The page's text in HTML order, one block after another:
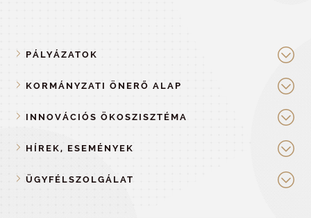
PÁLYÁZATOK
KORMÁNYZATI ÖNERŐ ALAP
INNOVÁCIÓS ÖKOSZISZTÉMA
HÍREK, ESEMÉNYEK
ÜGYFÉLSZOLGÁLAT